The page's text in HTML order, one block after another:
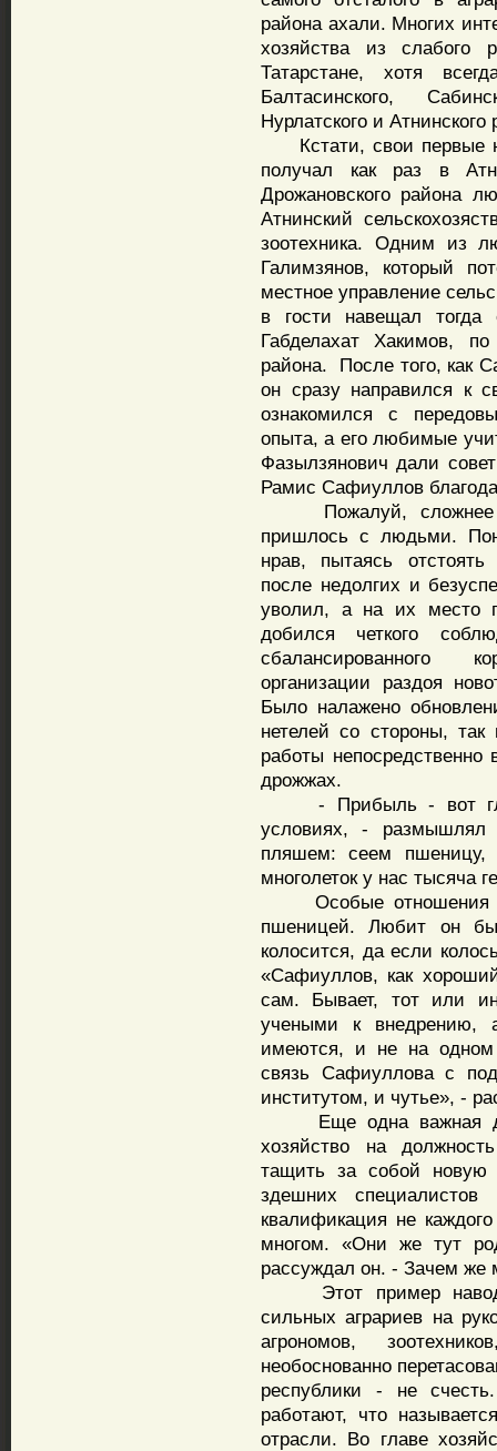
района ахали. Многих
хозяйства из
Татарстане, хотя
Балтасинского,
Нурлатского и Атнинского
Кстати, свои первые
получал как раз в
Дрожановского района
Атнинский
зоотехника. Одним из
Галимзянов, который
местное управление
в гости навещал тогда
Габделахат Хакимов,
района. После того, как
он сразу направился к
ознакомился с
опыта, а его любимые
Фазылзянович дали
Рамис Сафиуллов
Пожалуй, сложнее
пришлось с людьми.
нрав, пытаясь
после недолгих и
уволил, а на их место
добился четкого
сбалансированного
организации раздоя
Было налажено
нетелей со стороны, так
работы
дрожжах.
- Прибыль - вот
условиях, -
пляшем: сеем пшеницу,
многолеток у нас тысяча
Особые отношения у
пшеницей. Любит он
колосится, да если
«Сафиуллов, как
сам. Бывает, тот или
учеными к внедрению,
имеются, и не на одном
связь Сафиуллова с
институтом, и чутье», -
Еще одна важная
хозяйство на
тащить за собой новую
здешних
квалификация не
многом. «Они же тут
рассуждал он. - Зачем же
Этот пример
сильных аграриев на
агрономов,
необоснованно
республики - не
работают, что
отрасли. Во главе